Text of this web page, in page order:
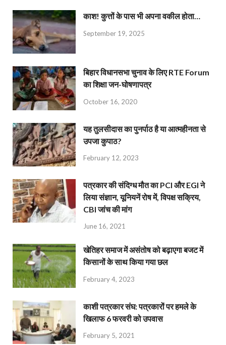
काश! कुत्तों के पास भी अपना वकील होता…
September 19, 2025
बिहार विधानसभा चुनाव के लिए RTE Forum
का शिक्षा जन-घोषणापत्र
October 16, 2020
यह तुलसीदास का पुनर्पाठ है या आत्महीनता से
उपजा कुपाठ?
February 12, 2023
पत्रकार की संदिग्ध मौत का PCI और EGI ने
लिया संज्ञान, यूनियनें रोष में, विपक्ष सक्रिय,
CBI जांच की मांग
June 16, 2021
खेतिहर समाज में असंतोष को बढ़ाएगा बजट में
किसानों के साथ किया गया छल
February 4, 2023
काशी पत्रकार संघ: पत्रकारों पर हमले के
खिलाफ 6 फरवरी को उपवास
February 5, 2021